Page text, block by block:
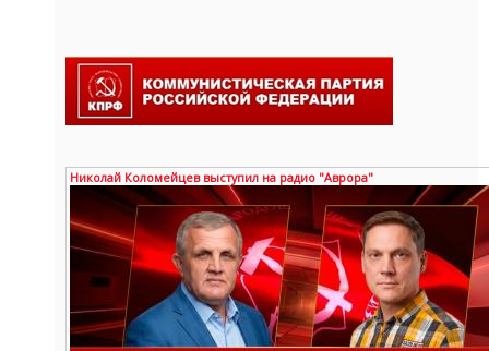
Николай Коломейцев выступил на радио "Аврора"